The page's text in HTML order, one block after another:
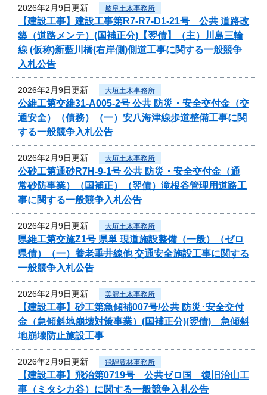
2026年2月9日更新 岐阜土木事務所
【建設工事】建設工事第R7-R7-D1-21号 公共 道路改
築（道路メンテ）(国補正分)【翌債】（主）川島三輪
線 (仮称)新藍川橋(右岸側)側道工事に関する一般競争
入札公告
2026年2月9日更新 大垣土木事務所
公維工第交維31-A005-2号 公共 防災・安全交付金（交
通安全）（債務）（一）安八海津線歩道整備工事に関
する一般競争入札公告
2026年2月9日更新 大垣土木事務所
公砂工第通砂R7H-9-1号 公共 防災・安全交付金（通
常砂防事業）（国補正）（翌債）滝根谷管理用道路工
事に関する一般競争入札公告
2026年2月9日更新 大垣土木事務所
県維工第交施Z1号 県単 現道施設整備（一般）（ゼロ
県債）（一）養老垂井線他 交通安全施設工事に関する
一般競争入札公告
2026年2月9日更新 美濃土木事務所
【建設工事】砂工第急傾補007号/公共 防災･安全交付
金（急傾斜地崩壊対策事業）(国補正分)(翌債) 急傾斜
地崩壊防止施設工事
2026年2月9日更新 飛騨農林事務所
【建設工事】飛治第0719号 公共ゼロ国 復旧治山工
事（ミタシカ谷）に関する一般競争入札公告